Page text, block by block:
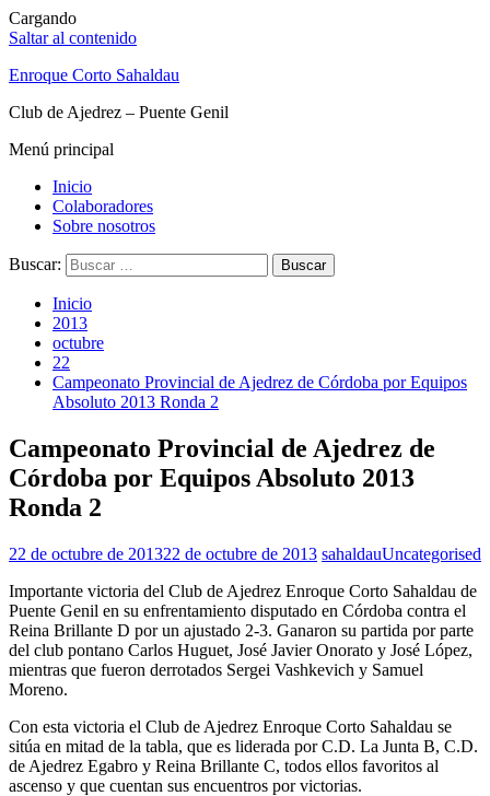
Cargando
Saltar al contenido
Enroque Corto Sahaldau
Club de Ajedrez – Puente Genil
Menú principal
Inicio
Colaboradores
Sobre nosotros
Buscar:
Inicio
2013
octubre
22
Campeonato Provincial de Ajedrez de Córdoba por Equipos
Absoluto 2013 Ronda 2
Campeonato Provincial de Ajedrez de
Córdoba por Equipos Absoluto 2013
Ronda 2
22 de octubre de 201322 de octubre de 2013 sahaldauUncategorised
Importante victoria del Club de Ajedrez Enroque Corto Sahaldau de
Puente Genil en su enfrentamiento disputado en Córdoba contra el
Reina Brillante D por un ajustado 2-3. Ganaron su partida por parte
del club pontano Carlos Huguet, José Javier Onorato y José López,
mientras que fueron derrotados Sergei Vashkevich y Samuel
Moreno.
Con esta victoria el Club de Ajedrez Enroque Corto Sahaldau se
sitúa en mitad de la tabla, que es liderada por C.D. La Junta B, C.D.
de Ajedrez Egabro y Reina Brillante C, todos ellos favoritos al
ascenso y que cuentan sus encuentros por victorias.